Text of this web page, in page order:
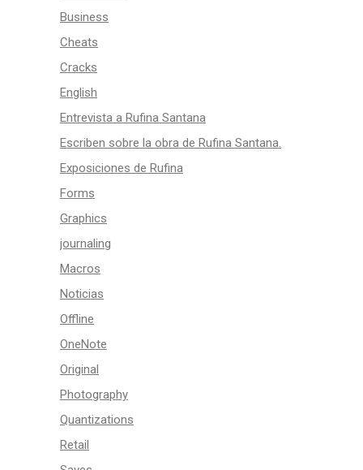
Business
Cheats
Cracks
English
Entrevista a Rufina Santana
Escriben sobre la obra de Rufina Santana.
Exposiciones de Rufina
Forms
Graphics
journaling
Macros
Noticias
Offline
OneNote
Original
Photography
Quantizations
Retail